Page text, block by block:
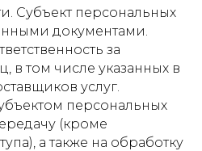
Субъект персональных
документами.
за
в том числе указанных в
услуг.
персональных
(кроме
а также на обработку